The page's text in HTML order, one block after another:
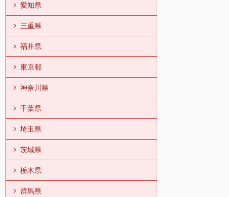
愛知県
三重県
福井県
東京都
神奈川県
千葉県
埼玉県
茨城県
栃木県
群馬県